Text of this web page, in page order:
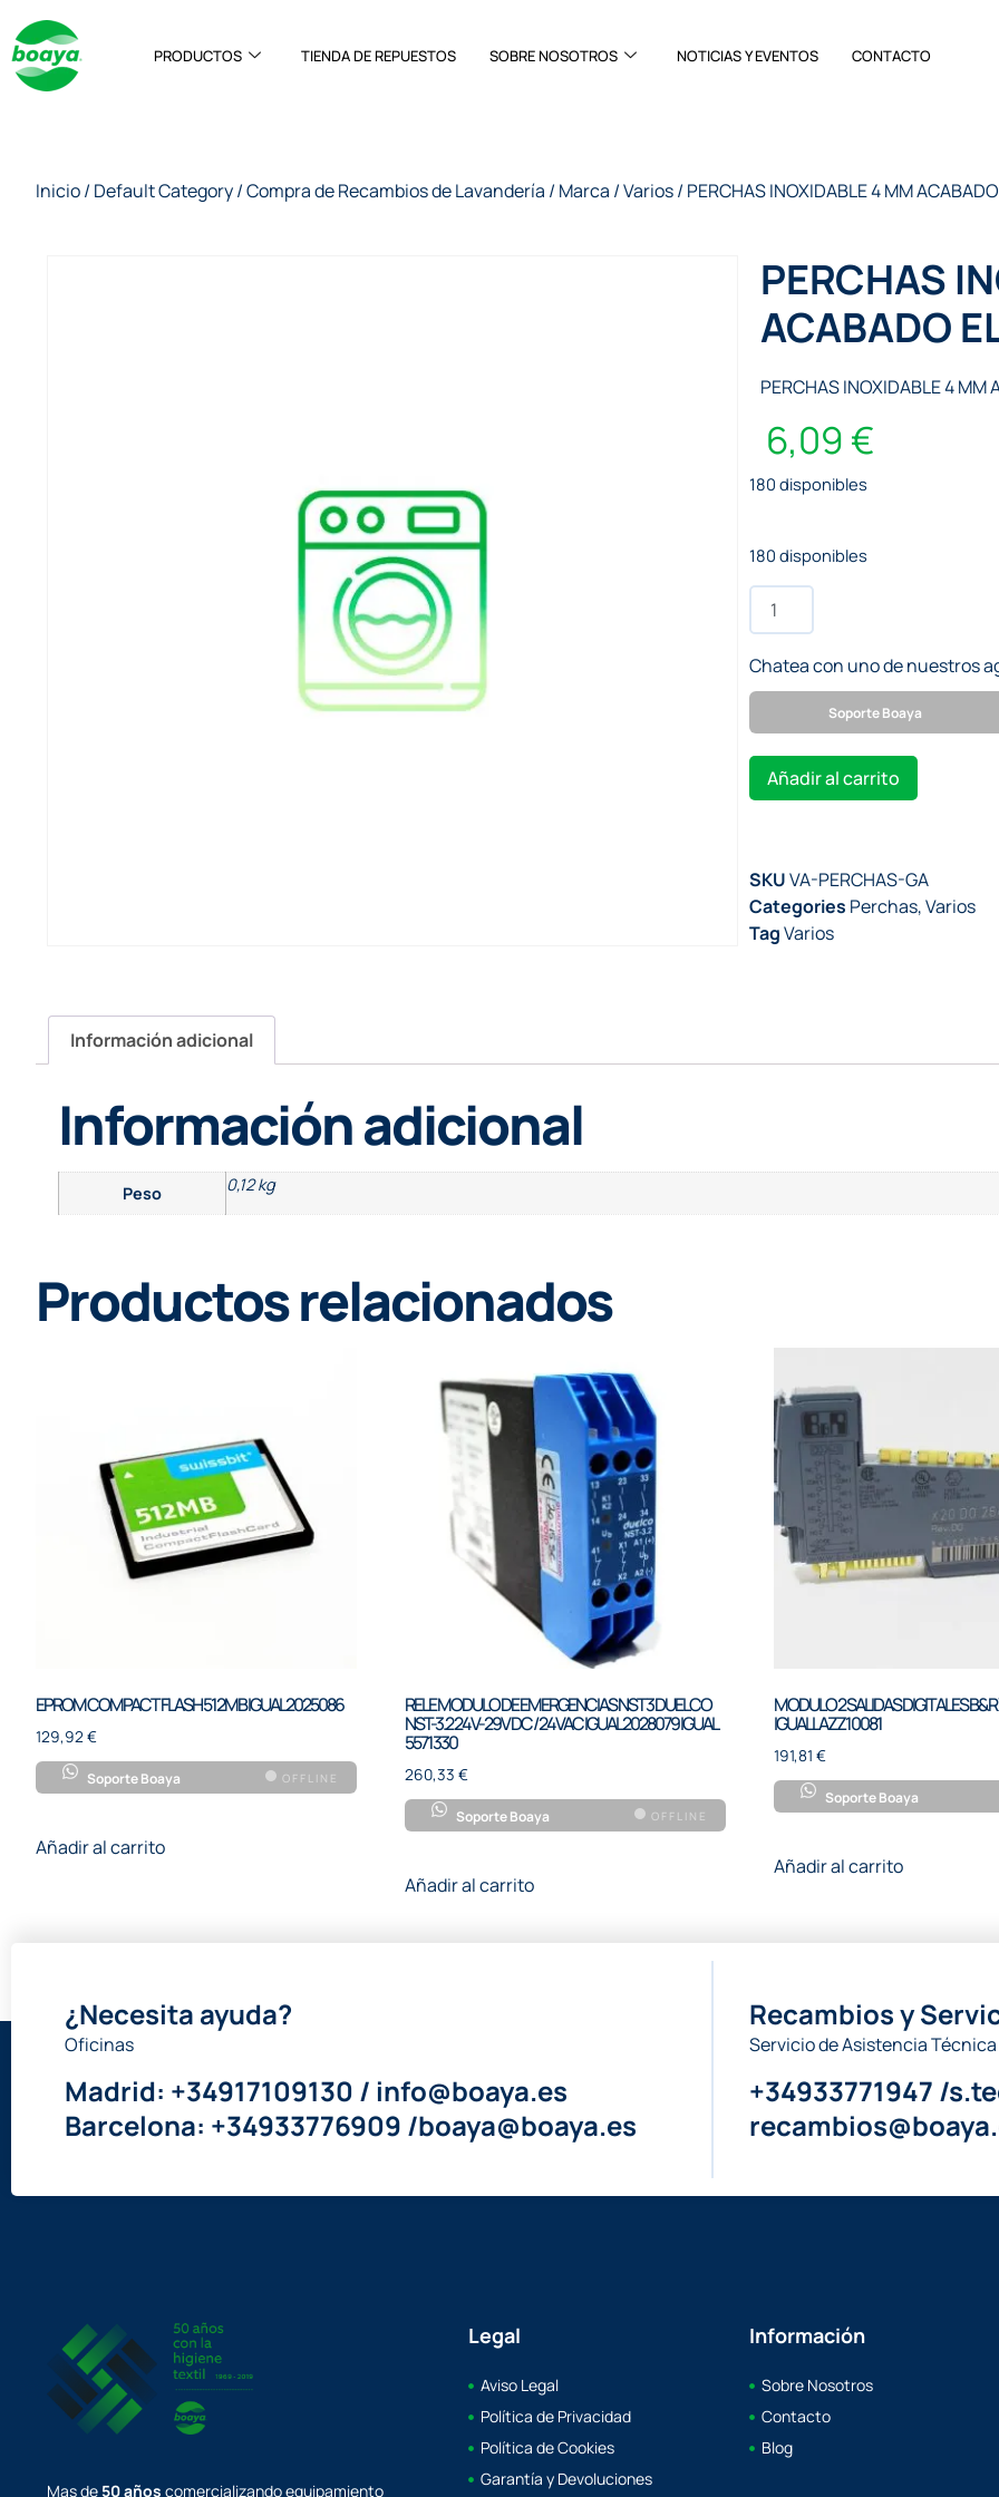
PRODUCTOS TIENDA DE REPUESTOS SOBRE NOSOTROS NOTICIAS Y EVENTOS CONTACTO
Inicio/ Default Category/Compra de Recambios de Lavandería / Marca /Varios/ PERCHAS INOXIDABLE 4 MM
PERCHAS
ACABADO
PERCHAS INOXIDABLE 4 MM
6,09 €
180 disponibles
180 disponibles
Chatea con uno de nuestros
Soporte Boaya
Añadir al carrito
SKUVA-PERCHAS-GA
Categories Perchas,Varios
TagVarios
Información adicional
Información adicional
Peso 0,12 kg
Productos relacionados
EPROM COMPACT FLASH 512MB IGUAL 2025086
129,92 €
Soporte Boaya OFFLINE
Añadir al carrito
RELE MODULO DE EMERGENCIAS NST3 DUELCO
NST-3.2 24V-29V DC / 24VAC IGUAL 2028079 IGUAL
5571330
260,33 €
Soporte Boaya OFFLINE
Añadir al carrito
MODULO 2 SALIDAS DIGITALES
IGUAL LAZZ10081
191,81 €
Soporte Boaya
Añadir al carrito
¿Necesita ayuda?
Oficinas
Madrid: +34917109130 / info@boaya.es
Barcelona: +34933776909 /boaya@boaya.es
Recambios y
Servicio de Asistencia Técnica
+34933771947 /
Mas de 50 años comercializando equipamiento
Legal
Aviso Legal
Política de Privacidad
Política de Cookies
Garantía y Devoluciones
Información
Sobre Nosotros
Contacto
Blog